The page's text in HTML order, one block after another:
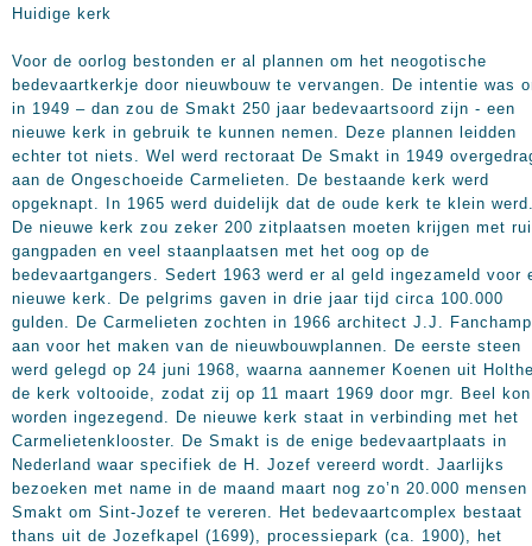
Huidige kerk
Voor de oorlog bestonden er al plannen om het neogotische
bedevaartkerkje door nieuwbouw te vervangen. De intentie was
in 1949 – dan zou de Smakt 250 jaar bedevaartsoord zijn - een
nieuwe kerk in gebruik te kunnen nemen. Deze plannen leidden
echter tot niets. Wel werd rectoraat De Smakt in 1949
aan de Ongeschoeide Carmelieten. De bestaande kerk werd
opgeknapt. In 1965 werd duidelijk dat de oude kerk te klein
De nieuwe kerk zou zeker 200 zitplaatsen moeten krijgen met
gangpaden en veel staanplaatsen met het oog op de
bedevaartgangers. Sedert 1963 werd er al geld ingezameld voor
nieuwe kerk. De pelgrims gaven in drie jaar tijd circa 100.000
gulden. De Carmelieten zochten in 1966 architect J.J.
aan voor het maken van de nieuwbouwplannen. De eerste steen
werd gelegd op 24 juni 1968, waarna aannemer Koenen uit
de kerk voltooide, zodat zij op 11 maart 1969 door mgr. Beel kon
worden ingezegend. De nieuwe kerk staat in verbinding met het
Carmelietenklooster. De Smakt is de enige bedevaartplaats in
Nederland waar specifiek de H. Jozef vereerd wordt. Jaarlijks
bezoeken met name in de maand maart nog zo’n 20.000 mensen
Smakt om Sint-Jozef te vereren. Het bedevaartcomplex bestaat
thans uit de Jozefkapel (1699), processiepark (ca. 1900), het